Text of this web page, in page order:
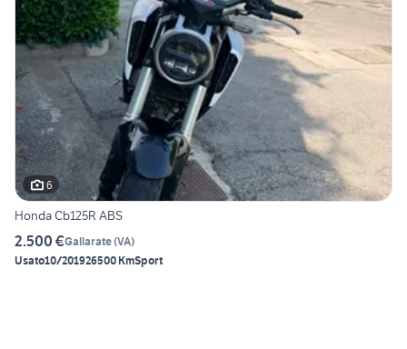
6
Honda Cb125R ABS
2.500 €Gallarate(VA)
Usato10/201926500 KmSport